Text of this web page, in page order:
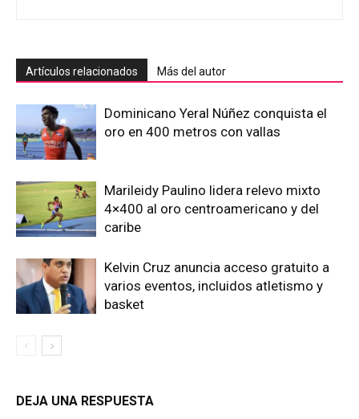
Artículos relacionados Más del autor
Dominicano Yeral Núñez conquista el
oro en 400 metros con vallas
Marileidy Paulino lidera relevo mixto
4×400 al oro centroamericano y del
caribe
Kelvin Cruz anuncia acceso gratuito a
varios eventos, incluidos atletismo y
basket
DEJA UNA RESPUESTA